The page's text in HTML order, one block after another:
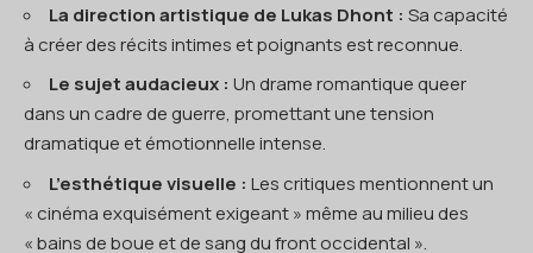
La direction artistique de Lukas Dhont : Sa capacité
à créer des récits intimes et poignants est reconnue.
Le sujet audacieux : Un drame romantique queer
dans un cadre de guerre, promettant une tension
dramatique et émotionnelle intense.
L’esthétique visuelle : Les critiques mentionnent un
« cinéma exquisément exigeant » même au milieu des
« bains de boue et de sang du front occidental ».